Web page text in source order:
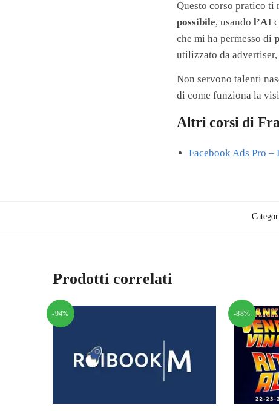
Questo corso pratico ti
possibile, usandol’AI
che mi ha permesso di
utilizzato da
Non servono talenti
di come funziona la
Altri corsi di
Facebook Ads Pro
Prodotti correlati
-94% -88%